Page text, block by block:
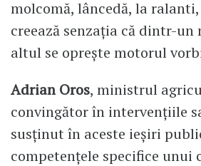
molcomă, lâncedă, la
creează senzația că dintr-
altul se oprește motorul
Adrian Oros, ministrul
convingător în intervențiile
susținut în aceste ieșiri
competențele specifice unui